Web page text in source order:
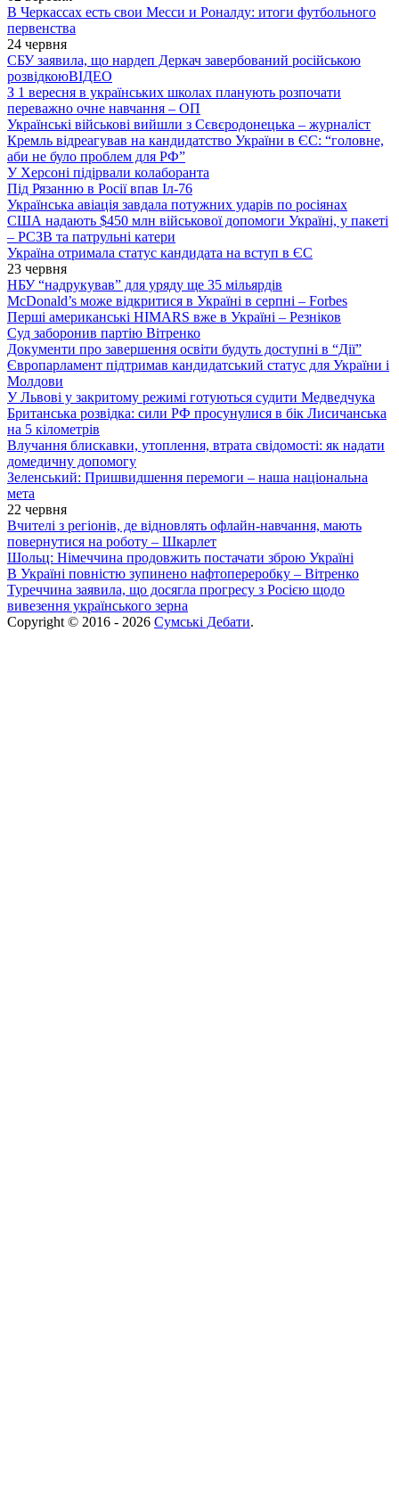
В Черкассах есть свои Месси и Роналду: итоги футбольного
первенства
24 червня
СБУ заявила, що нардеп Деркач завербований російською
розвідкоюВІДЕО
З 1 вересня в українських школах планують розпочати
переважно очне навчання – ОП
Українські військові вийшли з Сєвєродонецька – журналіст
Кремль відреагував на кандидатство України в ЄС: “головне,
аби не було проблем для РФ”
У Херсоні підірвали колаборанта
Під Рязанню в Росії впав Іл-76
Українська авіація завдала потужних ударів по росіянах
США надають $450 млн військової допомоги Україні, у пакеті
– РСЗВ та патрульні катери
Україна отримала статус кандидата на вступ в ЄС
23 червня
НБУ “надрукував” для уряду ще 35 мільярдів
McDonald’s може відкритися в Україні в серпні – Forbes
Перші американські HIMARS вже в Україні – Резніков
Суд заборонив партію Вітренко
Документи про завершення освіти будуть доступні в “Дії”
Європарламент підтримав кандидатський статус для України і
Молдови
У Львові у закритому режимі готуються судити Медведчука
Британська розвідка: сили РФ просунулися в бік Лисичанська
на 5 кілометрів
Влучання блискавки, утоплення, втрата свідомості: як надати
домедичну допомогу
Зеленський: Пришвидшення перемоги – наша національна
мета
22 червня
Вчителі з регіонів, де відновлять офлайн-навчання, мають
повернутися на роботу – Шкарлет
Шольц: Німеччина продовжить постачати зброю Україні
В Україні повністю зупинено нафтопереробку – Вітренко
Туреччина заявила, що досягла прогресу з Росією щодо
вивезення українського зерна
Copyright © 2016 - 2026 Сумські Дебати.